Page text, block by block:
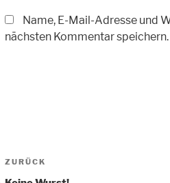
Name, E-Mail-Adresse und
nächsten Kommentar speichern.
Beitragsnavigation
Vorheriger
Beitrag
ZURÜCK